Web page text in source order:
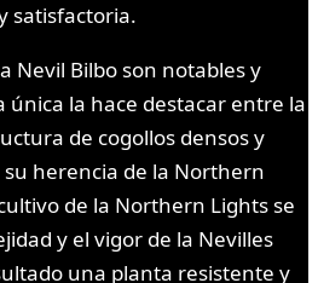
satisfactoria.
Nevil Bilbo son notables y
única la hace destacar entre la
de cogollos densos y
herencia de la Northern
de la Northern Lights se
y el vigor de la Nevilles
una planta resistente y